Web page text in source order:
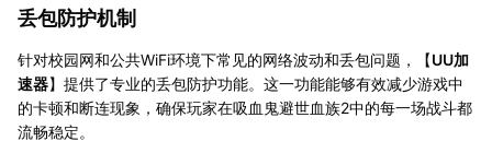
丢包防护机制
针对校园网和公共WiFi环境下常见的网络波动和丢包问题，【UU加
速器】提供了专业的丢包防护功能。这一功能能够有效减少游戏中
的卡顿和断连现象，确保玩家在吸血鬼避世血族2中的每一场战斗都
流畅稳定。